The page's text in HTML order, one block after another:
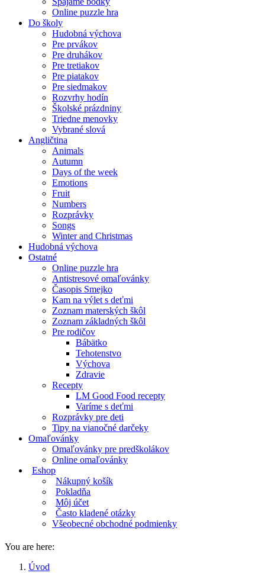
Online puzzle hra
Do školy
Hudobná výchova
Pre prvákov
Pre druhákov
Pre tretiakov
Pre piatakov
Pre siedmakov
Rozvrhy hodín
Školské prázdniny
Triedne menovky
Vybrané slová
Angličtina
Animals
Autumn
Days of the week
Emotions
Fruit
Numbers
Rozprávky
Songs
Winter and Christmas
Hudobná výchova
Ostatné
Online puzzle hra
Antistresové omaľovánky
Časopis Smejko
Kam na výlet s deťmi
Zoznam materských škôl
Zoznam základných škôl
Pre rodičov
Bábätko
Tehotenstvo
Výchova
Zdravie
Recepty
LM Good Food recepty
Varíme s deťmi
Rozprávky pre deti
Tipy na vianočné darčeky
Omaľovánky
Omaľovánky pre predškolákov
Online omaľovánky
Eshop
Nákupný košík
Pokladňa
Môj účet
Často kladené otázky
Všeobecné obchodné podmienky
You are here:
Úvod